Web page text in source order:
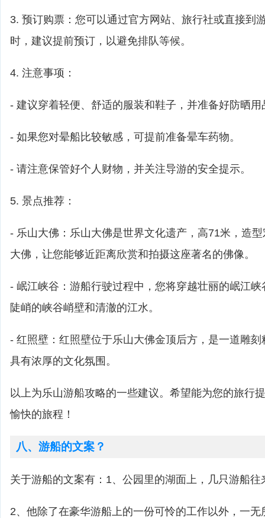
3. 预订购票：您可以通过官方网站、旅行社或直接到
时，建议提前预订，以避免排队等候。
4. 注意事项：
- 建议穿着轻便、舒适的服装和鞋子，并准备好防晒用
- 如果您对晕船比较敏感，可提前准备晕车药物。
- 请注意保管好个人财物，并关注导游的安全提示。
5. 景点推荐：
- 乐山大佛：乐山大佛是世界文化遗产，高71米，造
大佛，让您能够近距离欣赏和拍摄这座著名的佛像。
- 岷江峡谷：游船行驶过程中，您将穿越壮丽的岷江
陡峭的峡谷峭壁和清澈的江水。
- 红照壁：红照壁位于乐山大佛金顶后方，是一道雕
具有浓厚的文化氛围。
以上为乐山游船攻略的一些建议。希望能为您的旅行
愉快的旅程！
八、游船的文案？
关于游船的文案有：1、公园里的湖面上，几只游船往
2、他除了在豪华游船上的一份可怜的工作以外，一无